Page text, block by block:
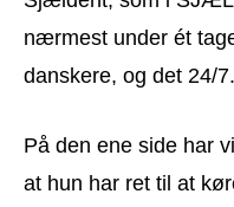
nærmest under ét
danskere, og det 24/7.
På den ene side har
at hun har ret til at